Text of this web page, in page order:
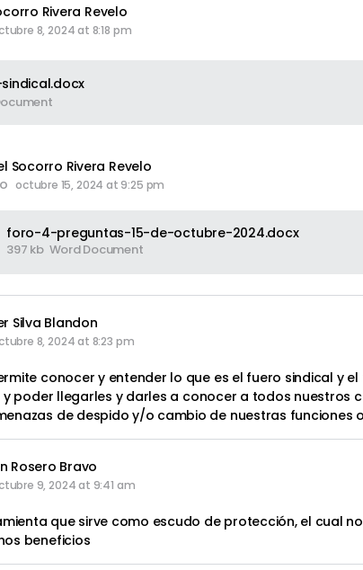
Rivera Revelo
8, 2024 at 8:18 pm
Socorro Rivera Revelo
octubre 15, 2024 at 9:25 pm
foro-4-preguntas-15-de-octubre-2024.docx
397 kb Word Document
Silva Blandon
8, 2024 at 8:23 pm
conocer y entender lo que es el fuero sindical y
poder llegarles y darles a conocer a todos nuestros
de despido y/o cambio de nuestras funciones
Rosero Bravo
9, 2024 at 9:41 am
que sirve como escudo de protección, el cual
beneficios